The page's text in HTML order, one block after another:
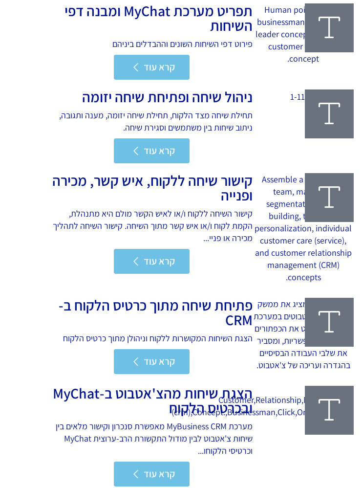
תפריט מערכת MyChat ומבנה דפי
השיחות
פירוט דפי השיחות השונים וההבדלים ביניהם
קרא עוד
ניהול שיחה ופתיחת שיחה יזומה
תחילת שיחה מצד הלקוח, תחילת שיחה יזומה, מענה ותגובה,
ניתוב שיחות בין משתמשים וסגירת שיחה.
קרא עוד
קישור שיחה ללקוח, איש קשר, מכירה
ופנייה
קישור השיחה ללקוח ו/או לאיש הקשר מולם היא מתנהלת,
הקמת לקוח ו/או איש קשר מתוך השיחה. קישור השיחה לתהליך
מכירה או פניי...
קרא עוד
פתיחת שיחה מתוך כרטיס הלקוח ב-
CRM
הצגת השיחות המקושרות ללקוח וניהולן מתוך כרטיס הלקוח
קרא עוד
הצגת שיחות מהצ'אטבוט ב-MyChat
ובכרטיס הלקוח
מערכת MyBusiness CRM מאפשרת סנכרון וקישור מלאים בין
שיחות צ'אטבוט לבין מודול התקשורת הרב-ערוצית MyChat
וכרטיסי הלקוחו...
קרא עוד